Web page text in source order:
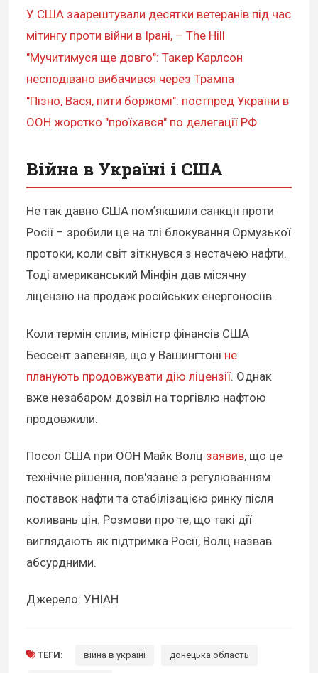
У США заарештували десятки ветеранів під час
мітингу проти війни в Ірані, – The Hill
"Мучитимуся ще довго": Такер Карлсон
несподівано вибачився через Трампа
"Пізно, Вася, пити боржомі": постпред України в
ООН жорстко "проїхався" по делегації РФ
Війна в Україні і США
Не так давно США помʼякшили санкції проти
Росії – зробили це на тлі блокування Ормузької
протоки, коли світ зіткнувся з нестачею нафти.
Тоді американський Мінфін дав місячну
ліцензію на продаж російських енергоносіїв.
Коли термін сплив, міністр фінансів США
Бессент запевняв, що у Вашингтоні не
планують продовжувати дію ліцензії. Однак
вже незабаром дозвіл на торгівлю нафтою
продовжили.
Посол США при ООН Майк Волц заявив, що це
технічне рішення, пов'язане з регулюванням
поставок нафти та стабілізацією ринку після
коливань цін. Розмови про те, що такі дії
виглядають як підтримка Росії, Волц назвав
абсурдними.
Джерело: УНІАН
ТЕГИ: війна в україні донецька область